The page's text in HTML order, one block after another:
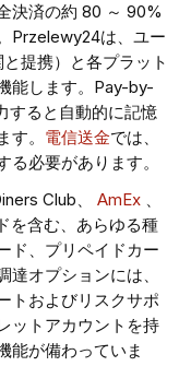
決済の約 80 ～ 90%
Przelewy24は、ユー
提携）と各プラット
能します。Pay-by-
すると自動的に記憶
。 電信送金では、
必要があります。
Club、 AmEx 、
を含む、あらゆる種
ド、プリペイドカー
達オプションには、
トおよびリスクサポ
ットアカウントを持
能が備わっていま